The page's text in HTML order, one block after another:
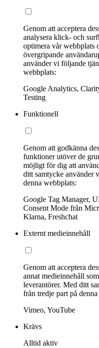
Genom att acceptera
analysera klick- och
optimera vår webbplats
övergripande
använder vi följande
webbplats:
Google Analytics,
Testing
Funktionell
Genom att godkänna
funktioner utöver de
möjligt för dig att
ditt samtycke använder
denna webbplats:
Google Tag Manager,
Consent Mode från
Klarna, Freshchat
Externt medieinnehåll
Genom att acceptera
annat medieinnehåll
leverantörer. Med ditt
från tredje part på
Vimeo, YouTube
Krävs
Alltid aktiv